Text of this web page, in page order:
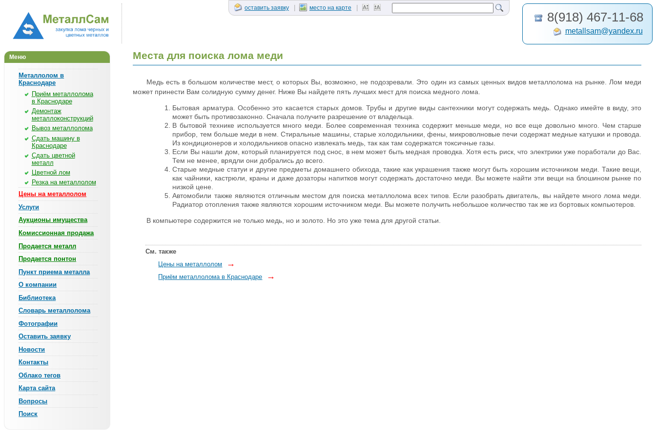
8(918) 467-11-68
metallsam@yandex.ru
оставить заявку место на карте
Меню
Металлолом в
Краснодаре
Приём металлолома
в Краснодаре
Демонтаж
металлоконструкций
Вывоз металлолома
Сдать машину в
Краснодаре
Сдать цветной
металл
Цветной лом
Резка на металлолом
Цены на металлолом
Услуги
Аукционы имущества
Комиссионная продажа
Продается металл
Продается понтон
Пункт приема металла
О компании
Библиотека
Словарь металлолома
Фотографии
Оставить заявку
Новости
Контакты
Облако тегов
Карта сайта
Вопросы
Поиск
Места для поиска лома меди
Медь есть в большом количестве мест, о которых Вы, возможно, не подозревали. Это один из самых ценных видов металлолома на рынке. Лом меди
может принести Вам солидную сумму денег. Ниже Вы найдете пять лучших мест для поиска медного лома.
Бытовая арматура. Особенно это касается старых домов. Трубы и другие виды сантехники могут содержать медь. Однако имейте в виду, это
может быть противозаконно. Сначала получите разрешение от владельца.
В бытовой технике используется много меди. Более современная техника содержит меньше меди, но все еще довольно много. Чем старше
прибор, тем больше меди в нем. Стиральные машины, старые холодильники, фены, микроволновые печи содержат медные катушки и провода.
Из кондиционеров и холодильников опасно извлекать медь, так как там содержатся токсичные газы.
Если Вы нашли дом, который планируется под снос, в нем может быть медная проводка. Хотя есть риск, что электрики уже поработали до Вас.
Тем не менее, врядли они добрались до всего.
Старые медные статуи и другие предметы домашнего обихода, такие как украшения также могут быть хорошим источником меди. Такие вещи,
как чайники, кастрюли, краны и даже дозаторы напитков могут содержать достаточно меди. Вы можете найти эти вещи на блошином рынке по
низкой цене.
Автомобили также являются отличным местом для поиска металлолома всех типов. Если разобрать двигатель, вы найдете много лома меди.
Радиатор отопления также являются хорошим источником меди. Вы можете получить небольшое количество так же из бортовых компьютеров.
В компьютере содержится не только медь, но и золото. Но это уже тема для другой статьи.
См. также
Цены на металлолом
→
Приём металлолома в Краснодаре →